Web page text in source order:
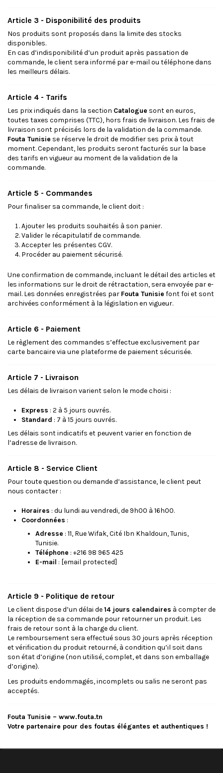
Article 3 - Disponibilité des produits
Nos produits sont proposés dans la limite des stocks
disponibles.
En cas d’indisponibilité d’un produit après passation de
commande, le client sera informé par e-mail ou téléphone dans
les meilleurs délais.
Article 4 - Tarifs
Les prix indiqués dans la section Catalogue sont en euros,
toutes taxes comprises (TTC), hors frais de livraison. Les frais de
livraison sont précisés lors de la validation de la commande.
Fouta Tunisie se réserve le droit de modifier ses prix à tout
moment. Cependant, les produits seront facturés sur la base
des tarifs en vigueur au moment de la validation de la
commande.
Article 5 - Commandes
Pour finaliser sa commande, le client doit :
Ajouter les produits souhaités à son panier.
Valider le récapitulatif de commande.
Accepter les présentes CGV.
Procéder au paiement sécurisé.
Une confirmation de commande, incluant le détail des articles et
les informations sur le droit de rétractation, sera envoyée par e-
mail. Les données enregistrées par Fouta Tunisie font foi et sont
archivées conformément à la législation en vigueur.
Article 6 - Paiement
Le règlement des commandes s’effectue exclusivement par
carte bancaire via une plateforme de paiement sécurisée.
Article 7 - Livraison
Les délais de livraison varient selon le mode choisi :
Express : 2 à 5 jours ouvrés.
Standard : 7 à 15 jours ouvrés.
Les délais sont indicatifs et peuvent varier en fonction de
l’adresse de livraison.
Article 8 - Service Client
Pour toute question ou demande d’assistance, le client peut
nous contacter :
Horaires : du lundi au vendredi, de 9h00 à 16h00.
Coordonnées :
Adresse : 11, Rue Wifak, Cité Ibn Khaldoun, Tunis,
Tunisie.
Téléphone : +216 98 965 425
E-mail : [email protected]
Article 9 - Politique de retour
Le client dispose d’un délai de14 jours calendaires à compter de
la réception de sa commande pour retourner un produit. Les
frais de retour sont à la charge du client.
Le remboursement sera effectué sous 30 jours après réception
et vérification du produit retourné, à condition qu’il soit dans
son état d’origine (non utilisé, complet, et dans son emballage
d’origine).
Les produits endommagés, incomplets ou salis ne seront pas
acceptés.
Fouta Tunisie – www.fouta.tn
Votre partenaire pour des foutas élégantes et authentiques !